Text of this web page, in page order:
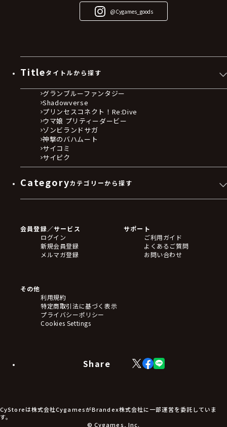
@Cygames_goods
Titleタイトルから探す
グランブルーファンタジー
Shadowverse
プリンセスコネクト！Re:Dive
ウマ娘 プリティーダービー
ゾンビランドサガ
神撃のバハムート
サイコミ
サイピク
Categoryカテゴリーから探す
フィギュア
アクリルスタンド
バッジ
キーホルダー・ストラップ
ステッカー・シール・カード
タペストリー・ポスター
アームサポーター
ブレードホルダー
食品・飲料品
アパレル小物
アクセサリー
会員登録／サービス
ログイン
新規会員登録
メルマガ登録
サポート
ご利用ガイド
よくあるご質問
お問い合わせ
その他
利用規約
特定商取引法に基づく表示
プライバシーポリシー
Cookies Settings
Share
X
(Twitter)
Facebook
LINE
CyStoreは株式会社CygamesがBrandex株式会社に一部運営を委託していま
す。
© Cygames, Inc.